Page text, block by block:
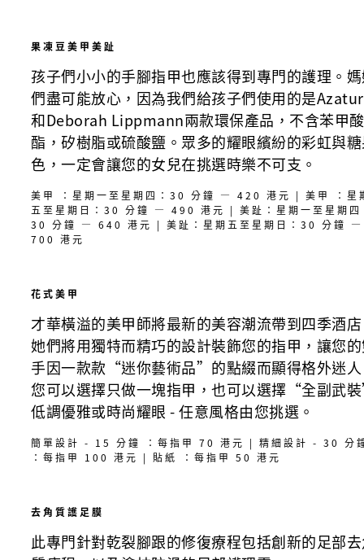
果凍豆美甲美趾
孩子們小小的手腳指甲也應該得到專門的護理。
們盡可能放心，因為我們給孩子們使用的是
和Deborah Lippmann兩款環保產品，不含苯甲酸
酯，矽樹脂或硫酸鹽。眾多的耀眼繽紛的彩虹與
色，一定會讓您的女兒在挑選時樂不可支。
美甲 ：星期一至星期四：30 分鐘 — 420 港元 | 美甲 ：星
五至星期日：30 分鐘 — 490 港元 | 美趾：星期一至星期四
30 分鐘 — 640 港元 | 美趾：星期五至星期日：30 分鐘 —
700 港元
花式美甲
才華橫溢的美甲師將最新的美容潮流帶到四季酒
她們將用獨特而精巧的設計裝飾您的指甲，讓您
手因一款款“迷你藝術品”的點綴而顯得格外迷
您可以選擇只做一塊指甲，也可以選擇“全副武
低調優雅或時尚耀眼 - 任意風格由您挑選。
簡單設計 - 15 分鐘 ：每指甲 70 港元 | 精細設計 - 30 分
：每指甲 100 港元 | 貼紙 ：每指甲 50 港元
去角質護足膜
此專門針對乾裂腳跟的修復療程包括創新的足部